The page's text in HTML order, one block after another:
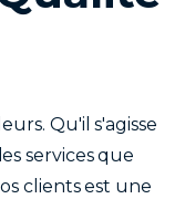
Qu'il s'agisse
services que
clients est une